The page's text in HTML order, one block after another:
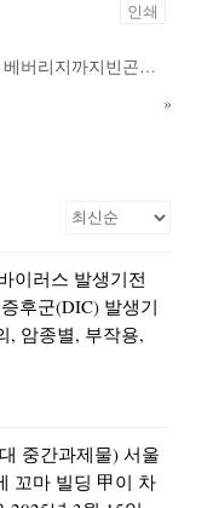
인쇄
?빈곤론4공통) 중세시대부터 1942년 베버리지까지빈곤의 관점과 복지역사를 설명하고 사회적 배제 개념과 특성 원인과 결과에 대해 논하시오0k 경제 빈곤론 4공통
»
이러스 발생기전
후군(DIC) 발생기
, 암종별, 부작용,
중간과제물) 서울
꼬마 빌딩 甲이 차